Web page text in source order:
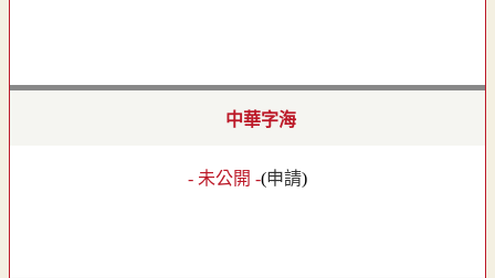
中華字海
- 未公開 -(申請)